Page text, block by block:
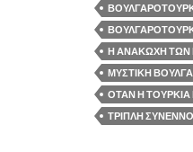
Η ΑΝΑΚΩΧΗ ΤΩΝ
ΜΥΣΤΙΚΗ
ΟΤΑΝ Η
ΤΡΙΠΛΗ